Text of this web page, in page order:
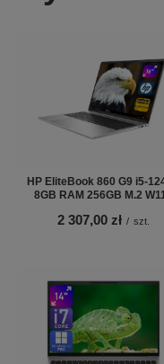
HP EliteBook 860 G9 i5-
8GB RAM 256GB M.2
2 307,00 zł / szt.